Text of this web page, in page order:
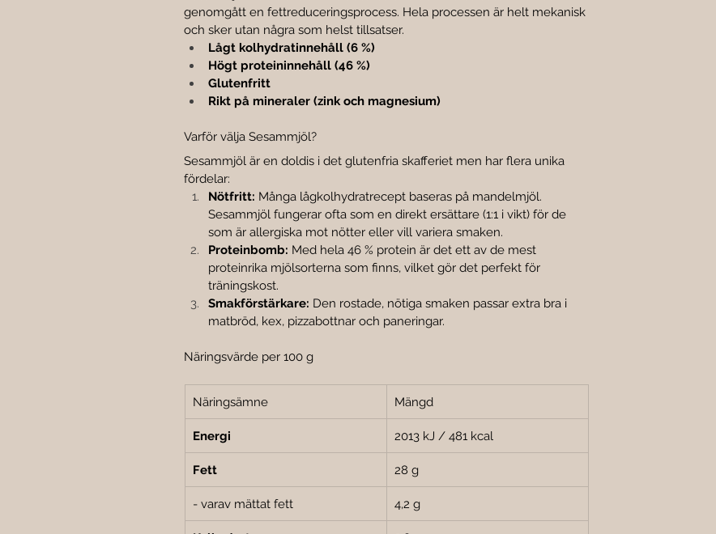
genomgått en fettreduceringsprocess. Hela processen är helt mekanisk
och sker utan några som helst tillsatser.
Lågt kolhydratinnehåll (6 %)
Högt proteininnehåll (46 %)
Glutenfritt
Rikt på mineraler (zink och magnesium)
Varför välja Sesammjöl?
Sesammjöl är en doldis i det glutenfria skafferiet men har flera unika
fördelar:
Nötfritt: Många lågkolhydratrecept baseras på mandelmjöl.
Sesammjöl fungerar ofta som en direkt ersättare (1:1 i vikt) för de
som är allergiska mot nötter eller vill variera smaken.
Proteinbomb: Med hela 46 % protein är det ett av de mest
proteinrika mjölsorterna som finns, vilket gör det perfekt för
träningskost.
Smakförstärkare: Den rostade, nötiga smaken passar extra bra i
matbröd, kex, pizzabottnar och paneringar.
Näringsvärde per 100 g
Näringsämne Mängd
Energi 2013 kJ / 481 kcal
Fett 28 g
- varav mättat fett 4,2 g